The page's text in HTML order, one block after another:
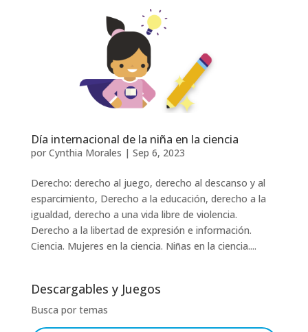
Día internacional de la niña en la ciencia
por Cynthia Morales | Sep 6, 2023
Derecho: derecho al juego, derecho al descanso y al
esparcimiento, Derecho a la educación, derecho a la
igualdad, derecho a una vida libre de violencia.
Derecho a la libertad de expresión e información.
Ciencia. Mujeres en la ciencia. Niñas en la ciencia....
Descargables y Juegos
Busca por temas